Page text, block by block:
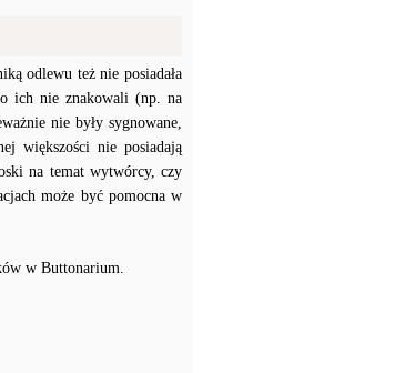
odlewu też nie posiadała
ich nie znakowali (np. na
nie były sygnowane,
większości nie posiadają
na temat wytwórcy, czy
może być pomocna w
w Buttonarium.